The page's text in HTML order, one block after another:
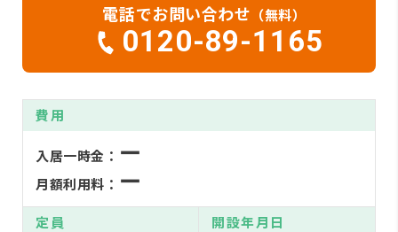
電話でお問い合わせ （無料）
0120-89-1165
費用
入居一時金： ー
月額利用料： ー
定員
開設年月日